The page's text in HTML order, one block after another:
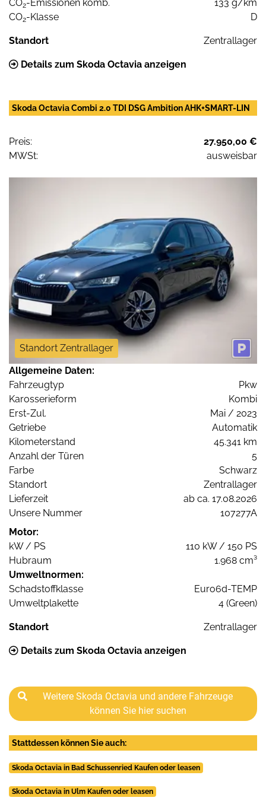
CO2-Emissionen komb.
133 g/km
CO2-Klasse D
Standort Zentrallager
Details zum Skoda Octavia anzeigen
Skoda Octavia Combi 2.0 TDI DSG Ambition AHK+SMART-LIN
Preis:
27.950,00 €
MWSt:
ausweisbar
Standort Zentrallager
Allgemeine Daten:
Fahrzeugtyp
Pkw
Karosserieform
Kombi
Erst-Zul.
Mai / 2023
Getriebe
Automatik
Kilometerstand
45.341 km
Anzahl der Türen
5
Farbe
Schwarz
Standort
Zentrallager
Lieferzeit
ab ca. 17.08.2026
Unsere Nummer
107277A
Motor:
kW / PS
110 kW / 150 PS
Hubraum
1.968 cm³
Umweltnormen:
Schadstoffklasse
Euro6d-TEMP
Umweltplakette
4 (Green)
Standort Zentrallager
Details zum Skoda Octavia anzeigen
Weitere Skoda Octavia und andere Fahrzeuge
können Sie hier suchen
Stattdessen können Sie auch:
Skoda Octavia in Bad Schussenried Kaufen oder leasen
Skoda Octavia in Ulm Kaufen oder leasen